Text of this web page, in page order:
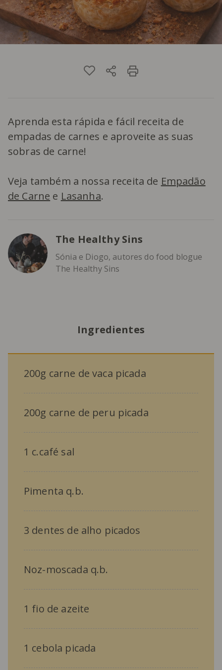
Aprenda esta rápida e fácil receita de
empadas de carnes e aproveite as suas
sobras de carne!
Veja também a nossa receita de Empadão
de Carne e Lasanha.
The Healthy Sins
Sónia e Diogo, autores do food blogue
The Healthy Sins
Ingredientes
200g carne de vaca picada
200g carne de peru picada
1 c.café sal
Pimenta q.b.
3 dentes de alho picados
Noz-moscada q.b.
1 fio de azeite
1 cebola picada